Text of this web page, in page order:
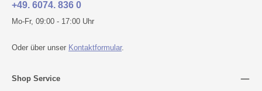
+49. 6074. 836 0
Mo-Fr, 09:00 - 17:00 Uhr
Oder über unser Kontaktformular.
Shop Service